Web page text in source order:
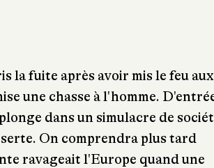
la fuite après avoir mis le feu aux
une chasse à l'homme.
dans un simulacre de
On comprendra plus tard
ravageait l'Europe quand une